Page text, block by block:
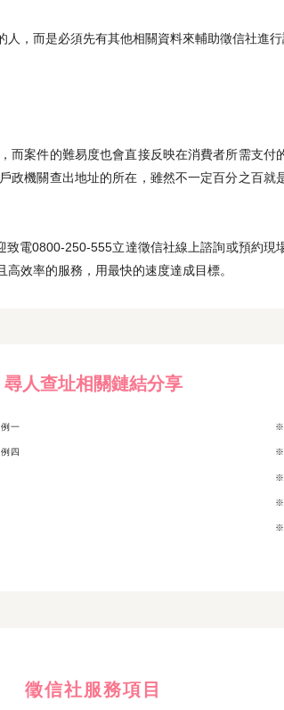
，而是必須先有其他相關資料來輔助徵信社進行
而案件的難易度也會直接反映在消費者所需支
機關查出地址的所在，雖然不一定百分之百
電0800-250-555立達徵信社線上諮詢或預約
效率的服務，用最快的速度達成目標。
尋人查址相關鏈結分享
一 ※
四 ※
※
※
※
徵信社服務項目